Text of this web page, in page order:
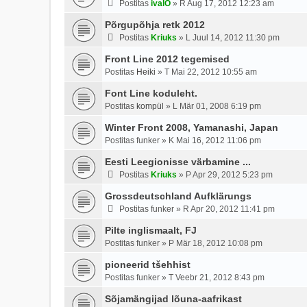
Postitas ivalO » R Aug 17, 2012 12:23 am
Põrgupõhja retk 2012
Postitas Kriuks » L Juul 14, 2012 11:30 pm
Front Line 2012 tegemised
Postitas Heiki » T Mai 22, 2012 10:55 am
Font Line koduleht.
Postitas kompül » L Mär 01, 2008 6:19 pm
Winter Front 2008, Yamanashi, Japan
Postitas funker » K Mai 16, 2012 11:06 pm
Eesti Leegionisse värbamine ...
Postitas Kriuks » P Apr 29, 2012 5:23 pm
Grossdeutschland Aufklärungs
Postitas funker » R Apr 20, 2012 11:41 pm
Pilte inglismaalt, FJ
Postitas funker » P Mär 18, 2012 10:08 pm
pioneerid tšehhist
Postitas funker » T Veebr 21, 2012 8:43 pm
Sõjamängijad lõuna-aafrikast